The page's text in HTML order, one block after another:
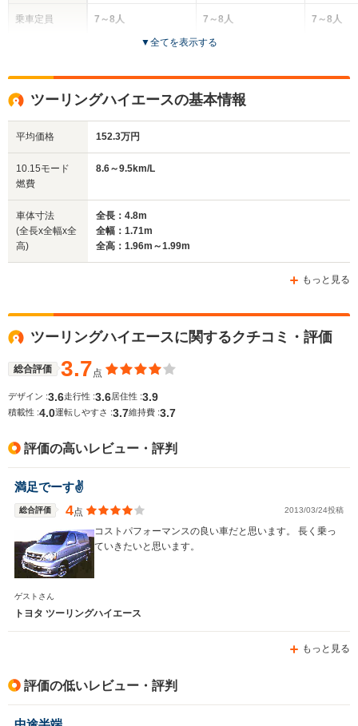
乗車定員
サイズ
(全長x全幅x全高)
WLTCモード
燃費
7～8人
全高
1.96m～2.06m
全幅
1.7m～1.71m
7～8人
4～5ドア
全高
1.96m～1.99m
7～8人
▼全てを表示する
ツーリングハイエースの基本情報
平均価格 152.3万円
10.15モード
燃費
8.6～9.5km/L
車体寸法
(全長x全幅x全
高)
全長：4.8m
全幅：1.71m
全高：1.96m～1.99m
もっと見る
ツーリングハイエースに関するクチコミ・評価
総合評価 3.7点
デザイン :3.6走行性 :3.6 居住性 :3.9
積載性 :4.0運転しやすさ :3.7維持費 :3.7
評価の高いレビュー・評判
満足でーす✌
総合評価 4点 2013/03/24投稿
コストパフォーマンスの良い車だと思います。 長く乗っ
ていきたいと思います。
ゲストさん
トヨタ ツーリングハイエース
もっと見る
評価の低いレビュー・評判